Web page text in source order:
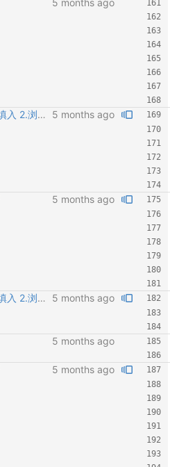
feat: 1.增加账号密码自动填入 2.浏览器抓取完成后不退出
feat: 1.增加账号密码自动填入 2.浏览器抓取完成后不退出